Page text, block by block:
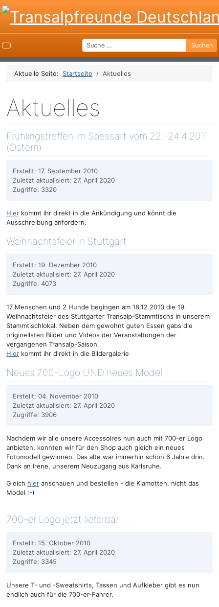
Suchen Suchen
Aktuelle Seite: Startseite Aktuelles
Aktuelles
Frühlingstreffen im Spessart vom 22.-24.4.2011
(Ostern)
Erstellt: 17. September 2010
Zuletzt aktualisiert: 27. April 2020
Zugriffe: 3320
Hier kommt ihr direkt in die Ankündigung und könnt die
Ausschreibung anfordern.
Weihnachtsfeier in Stuttgart
Erstellt: 19. Dezember 2010
Zuletzt aktualisiert: 27. April 2020
Zugriffe: 4073
17 Menschen und 2 Hunde begingen am 18.12.2010 die 19.
Weihnachtsfeier des Stuttgarter Transalp-Stammtischs in unserem
Stammtischlokal. Neben dem gewohnt guten Essen gabs die
originellsten Bilder und Videos der Veranstaltungen der
vergangenen Transalp-Saison.
Hier kommt ihr direkt in die Bildergalerie
Neues 700-Logo UND neues Model
Erstellt: 04. November 2010
Zuletzt aktualisiert: 27. April 2020
Zugriffe: 3906
Nachdem wir alle unsere Accessoires nun auch mit 700-er Logo
anbieten, konnten wir für den Shop auch gleich ein neues
Fotomodell gewinnen. Das alte war immerhin schon 6 Jahre drin.
Dank an Irene, unserem Neuzugang aus Karlsruhe.
Gleich hier anschauen und bestellen - die Klamotten, nicht das
Model :-)
700-er Logo jetzt lieferbar
Erstellt: 15. Oktober 2010
Zuletzt aktualisiert: 27. April 2020
Zugriffe: 3345
Unsere T- und -Sweatshirts, Tassen und Aufkleber gibt es nun
endlich auch für die 700-er-Fahrer.